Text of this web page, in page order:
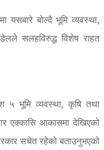
बोल्दै भूमि व्यवस्था,
सलहविरुद्ध विशेष राहत
५ भूमि व्यवस्था, कृषि तथा
एक्कासि आकासमा देखिएको
सचेत रहेको बताउनुभएको